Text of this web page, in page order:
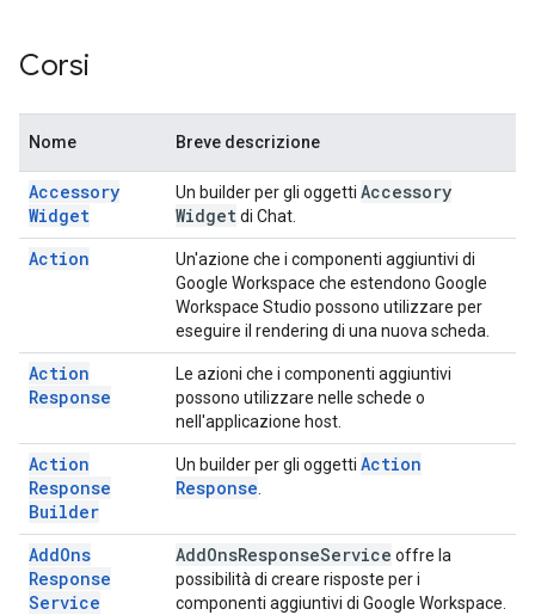
Corsi
Nome Breve descrizione
Accessory
Widget
Un builder per gli oggetti Accessory
Widgetdi Chat.
Action
Un'azione che i componenti aggiuntivi di
Google Workspace che estendono Google
Workspace Studio possono utilizzare per
eseguire il rendering di una nuova scheda.
Action
Response
Le azioni che i componenti aggiuntivi
possono utilizzare nelle schede o
nell'applicazione host.
Action
Response
Builder
Un builder per gli oggetti Action
Response
AddOns
Response
Service
AddOnsResponseService offre la
possibilità di creare risposte per i
componenti aggiuntivi di Google Workspace.